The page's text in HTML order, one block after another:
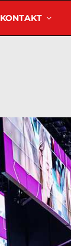
KONTAKT